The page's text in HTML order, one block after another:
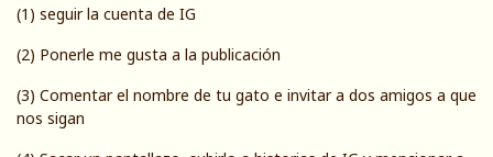
(1) seguir la cuenta de IG
(2) Ponerle me gusta a la publicación
(3) Comentar el nombre de tu gato e invitar a dos amigos a que
nos sigan